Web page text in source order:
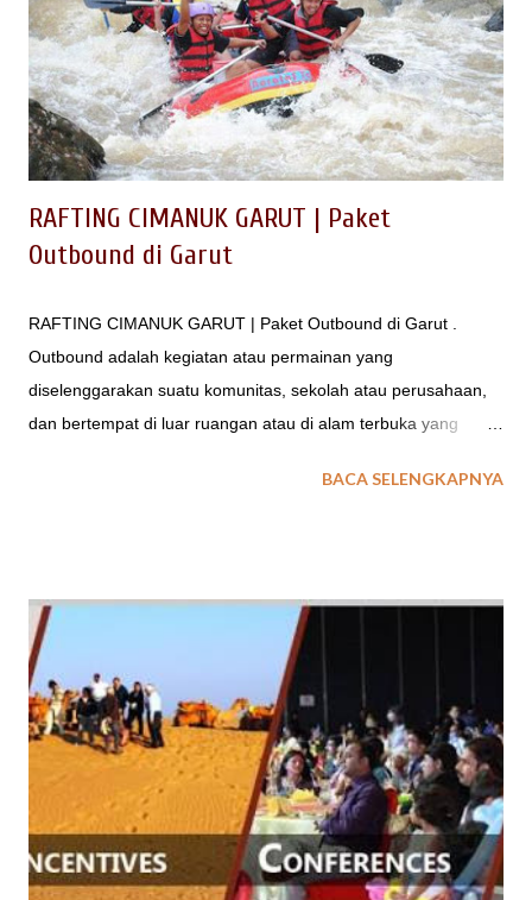
Cikole - Bandung Tree Top Adventure Park Baca juga : 20
Tempat Outbound di Lembang Kegiatan apa saja yang dapat
dioptimalkan untuk Wisata Hutan Pinus Cikole Lembang pal 16
ini untuk melengkapi outbound Lembang? Apakah hanya
sekedar tempat trans...
RAFTING CIMANUK GARUT | Paket
Outbound di Garut
RAFTING CIMANUK GARUT | Paket Outbound di Garut .
Outbound adalah kegiatan atau permainan yang
diselenggarakan suatu komunitas, sekolah atau perusahaan,
dan bertempat di luar ruangan atau di alam terbuka yang
menjadi lebih baik atau positif. Ada beberapa jenis permainan
outbound yang dikemas berupa olah raga adalah rafting di
Cimanuk Garut. baca juga : Review Singkat Tentang
Outbound Rafting Bagi kamu pencinta olahraga ekstrim dan
penuh tantangan adrenalin, outbound rafting di Cimanuk Garut
merupakan pilihan tepat. Wisata olahraga air yang menantang
ini berlokasi di Garut, Jawa Barat. Wisata Arung Jeram Rafting
Sungai Cimanuk di Bayongbong Garut, Jawa Barat merupakan
salah satu tempat wisata outbound di Desa Buyongbong,
Kabupaten Ga...
BACA SELENGKAPNYA